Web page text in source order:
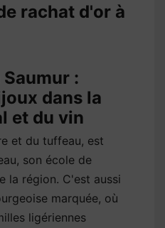
rachat d'or à
:
dans la
et du vin
et du tuffeau, est
son école de
la région. C'est aussi
marquée, où
ligériennes